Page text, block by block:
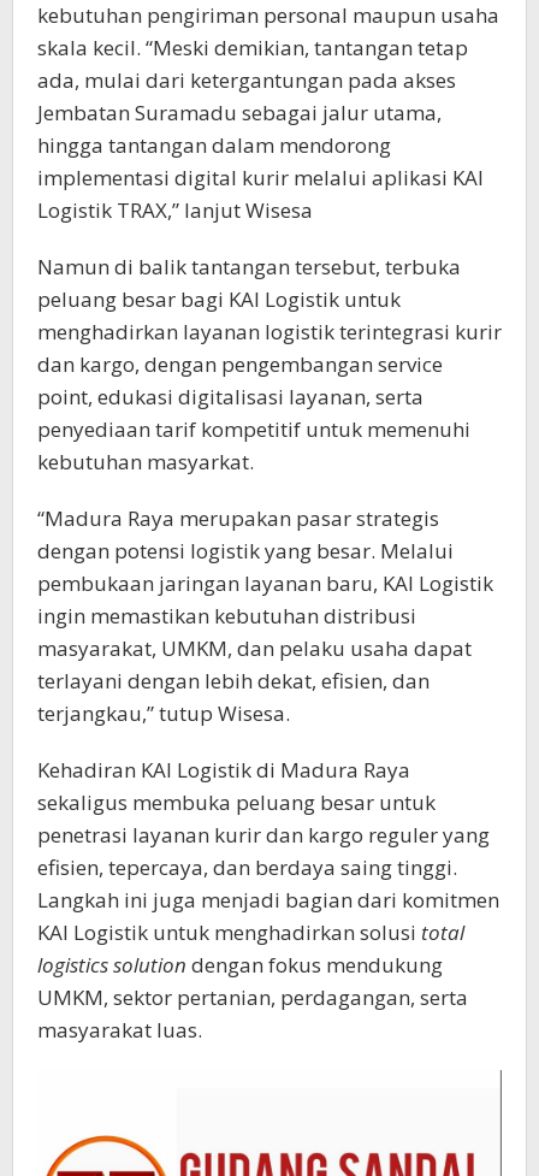
kebutuhan pengiriman personal maupun usaha
skala kecil. “Meski demikian, tantangan tetap
ada, mulai dari ketergantungan pada akses
Jembatan Suramadu sebagai jalur utama,
hingga tantangan dalam mendorong
implementasi digital kurir melalui aplikasi KAI
Logistik TRAX,” lanjut Wisesa
Namun di balik tantangan tersebut, terbuka
peluang besar bagi KAI Logistik untuk
menghadirkan layanan logistik terintegrasi kurir
dan kargo, dengan pengembangan service
point, edukasi digitalisasi layanan, serta
penyediaan tarif kompetitif untuk memenuhi
kebutuhan masyarkat.
“Madura Raya merupakan pasar strategis
dengan potensi logistik yang besar. Melalui
pembukaan jaringan layanan baru, KAI Logistik
ingin memastikan kebutuhan distribusi
masyarakat, UMKM, dan pelaku usaha dapat
terlayani dengan lebih dekat, efisien, dan
terjangkau,” tutup Wisesa.
Kehadiran KAI Logistik di Madura Raya
sekaligus membuka peluang besar untuk
penetrasi layanan kurir dan kargo reguler yang
efisien, tepercaya, dan berdaya saing tinggi.
Langkah ini juga menjadi bagian dari komitmen
KAI Logistik untuk menghadirkan solusi total
logistics solution dengan fokus mendukung
UMKM, sektor pertanian, perdagangan, serta
masyarakat luas.